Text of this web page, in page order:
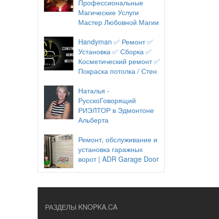
Профессиональные
Магические Услуги
Мастер Любовной Магии
Handyman ✅ Ремонт ✅
Установка ✅ Сборка ✅
Косметический ремонт ✅
Покраска потолка / Стен
Наталья -
РусскоГоворящий
РИЭЛТОР в Эдмонтоне
Альберта
Ремонт, обслуживание и
установка гаражных
ворот | ADR Garage Door
РАЗДЕЛЫ KNOPKA.CA